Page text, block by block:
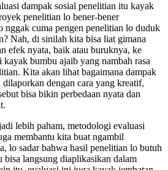
dampak sosial penelitian itu kayak
penelitian lo bener-bener
nggak cuma pengen penelitian lo duduk
Nah, di sinilah kita bisa liat gimana
efek nyata, baik atau buruknya, ke
kayak bumbu ajaib yang nambah rasa
Kita akan lihat bagaimana dampak
dengan cara yang kreatif,
bisa bikin perbedaan nyata dan
lebih paham, metodologi evaluasi
membantu kita buat ngambil
lo sadar bahwa hasil penelitian lo butuh
langsung diaplikasikan dalam